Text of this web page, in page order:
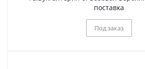
поставка
Под заказ